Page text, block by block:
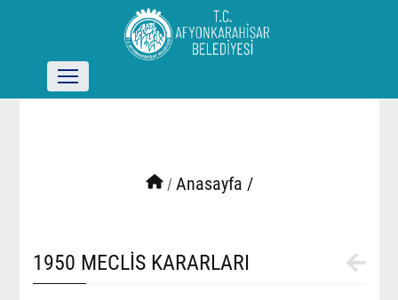
/ Anasayfa /
1950 MECLİS KARARLARI